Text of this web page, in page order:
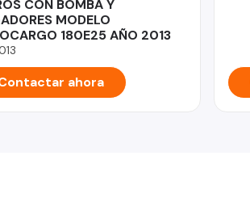
CON BOMBA Y
MODELO
180E25 AÑO 2013
ahora